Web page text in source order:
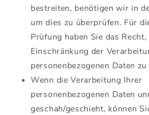
bestreiten, benötigen wir in
um dies zu überprüfen. Für
Prüfung haben Sie das Recht,
Einschränkung der
personenbezogenen Daten
Wenn die Verarbeitung Ihrer
personenbezogenen Daten
geschah/geschieht, können